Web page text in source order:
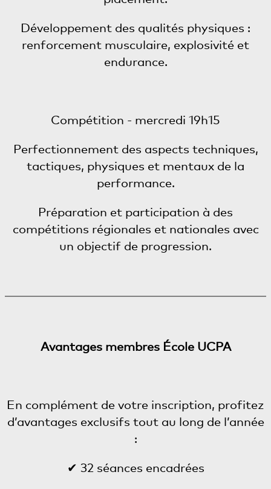
Développement des qualités physiques :
renforcement musculaire, explosivité et
endurance.
Compétition - mercredi 19h15
Perfectionnement des aspects techniques,
tactiques, physiques et mentaux de la
performance.
Préparation et participation à des
compétitions régionales et nationales avec
un objectif de progression.
Avantages membres École UCPA
En complément de votre inscription, profitez
d’avantages exclusifs tout au long de l’année
:
✔ 32 séances encadrées